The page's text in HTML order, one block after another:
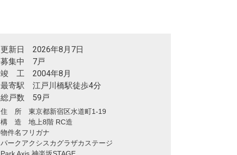
更新日 2026年8月7日
募集中 7戸
竣 工 2004年8月
最寄駅 江戸川橋駅徒歩4分
総戸数 59戸
住 所 東京都新宿区水道町1-19
構 造 地上8階 RC造
物件名フリガナ
パークアクシスカグラザカステージ